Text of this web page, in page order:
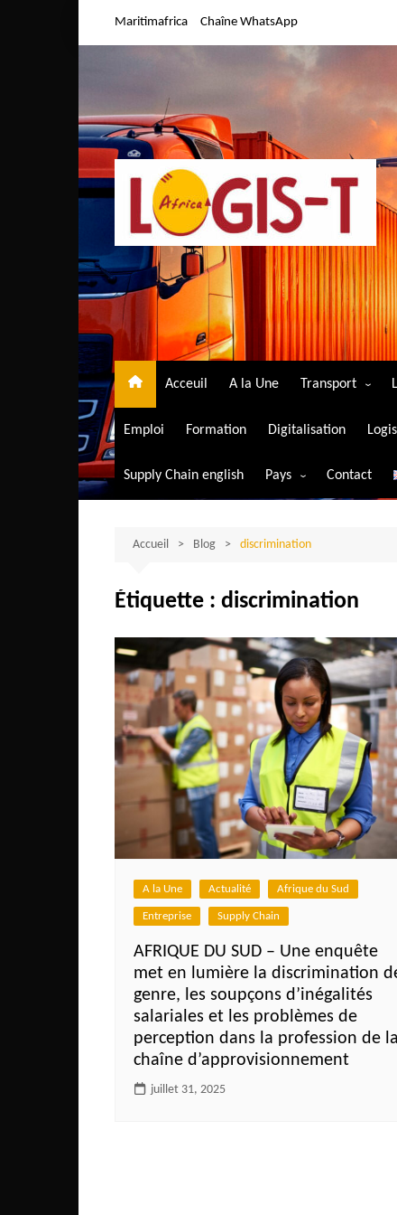
Maritimafrica Chaîne WhatsApp
Acceuil A la Une Transport
Transport aérien
Transport
Transport routier
Emploi Formation Digitalisation
Supply Chain english Pays
Algérie
Bénin
Burkina-Faso
Burundi
Bostwana
Cameroun
Centrafrique
Comores
Côte d’Ivoire
Djibouti
Egypte
Ethiopie
Gabon
Gambie
Ghana
Guinée
Guinée Bissau
Contact
Accueil Blog discrimination
Étiquette : discrimination
A la Une Actualité Afrique du Sud
Entreprise Supply Chain
AFRIQUE DU SUD – Une enquête
met en lumière la discrimination
genre, les soupçons d’inégalités
salariales et les problèmes de
perception dans la profession de la
chaîne d’approvisionnement
juillet 31, 2025